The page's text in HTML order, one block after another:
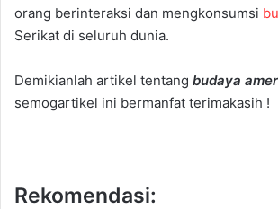
orang berinteraksi dan mengkonsumsi
Serikat di seluruh dunia.
Demikianlah artikel tentang budaya
semogartikel ini bermanfat terimakasih !
Rekomendasi: